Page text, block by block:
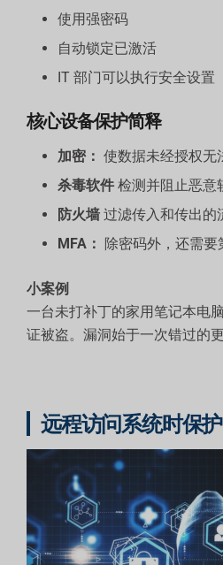
使用强密码
自动锁定已激活
IT 部门可以执行安全设置
核心设备保护简释
加密： 使数据未经授权无
杀毒软件 检测并阻止恶意
防火墙 过滤传入和传出的
MFA：
除密码外，还需
小案例
一台未打补丁的家用笔记本电
证被盗。漏洞始于一次错过的更
远程访问系统时保